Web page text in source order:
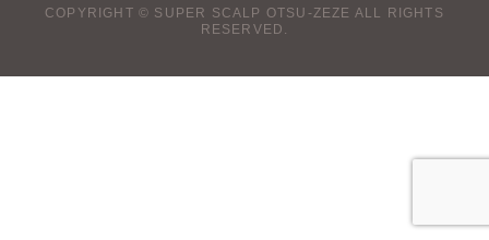
COPYRIGHT © SUPER SCALP OTSU-ZEZE ALL RIGHTS
RESERVED.